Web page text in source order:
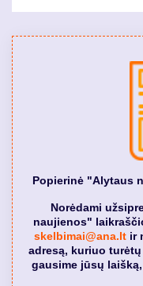
Popierinė "Alytaus
Norėdami
naujienos"
skelbimai@ana.ltir
adresą, kuriuo
gausime jūsų